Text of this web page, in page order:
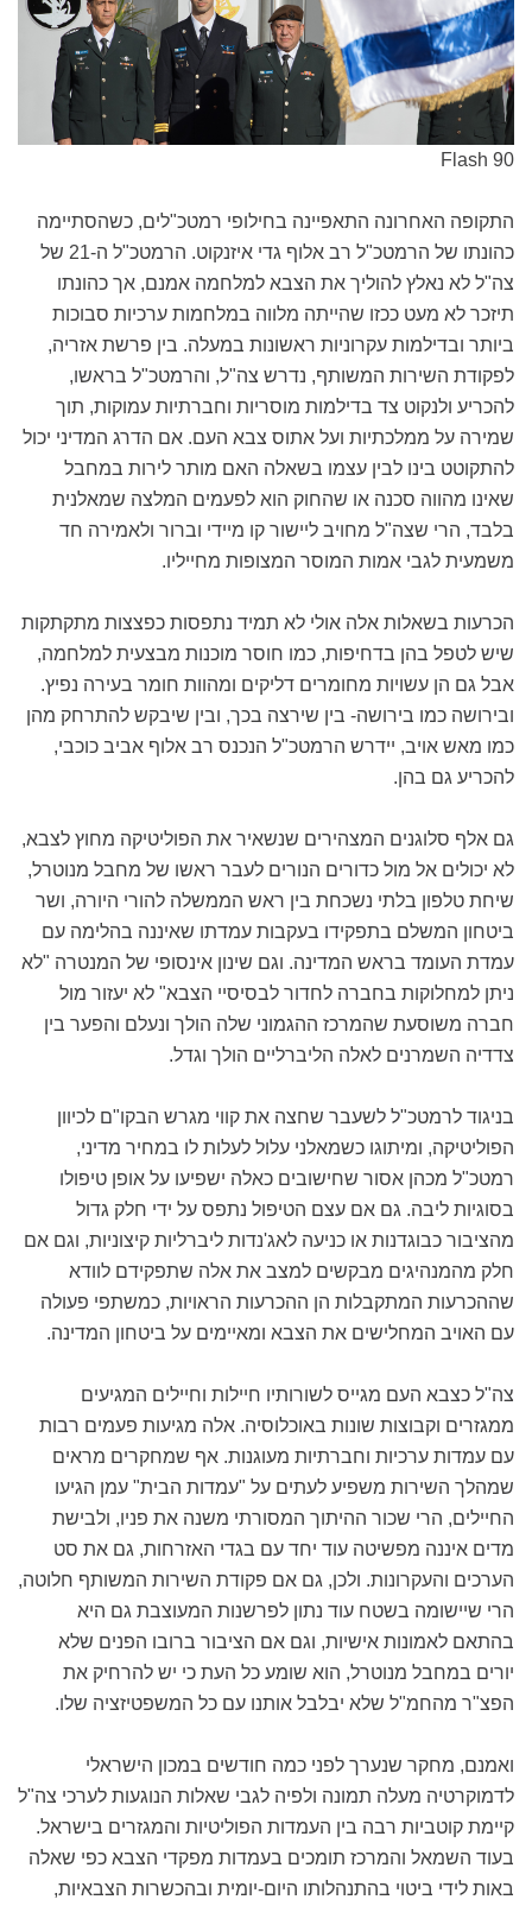
Flash 90
התקופה האחרונה התאפיינה בחילופי רמטכ"לים, כשהסתיימה
כהונתו של הרמטכ"ל רב אלוף גדי איזנקוט. הרמטכ"ל ה-21 של
צה"ל לא נאלץ להוליך את הצבא למלחמה אמנם, אך כהונתו
תיזכר לא מעט ככזו שהייתה מלווה במלחמות ערכיות סבוכות
ביותר ובדילמות עקרוניות ראשונות במעלה. בין פרשת אזריה,
לפקודת השירות המשותף, נדרש צה"ל, והרמטכ"ל בראשו,
להכריע ולנקוט צד בדילמות מוסריות וחברתיות עמוקות, תוך
שמירה על ממלכתיות ועל אתוס צבא העם. אם הדרג המדיני יכול
להתקוטט בינו לבין עצמו בשאלה האם מותר לירות במחבל
שאינו מהווה סכנה או שהחוק הוא לפעמים המלצה שמאלנית
בלבד, הרי שצה"ל מחויב ליישור קו מיידי וברור ולאמירה חד
משמעית לגבי אמות המוסר המצופות מחייליו.
הכרעות בשאלות אלה אולי לא תמיד נתפסות כפצצות מתקתקות
שיש לטפל בהן בדחיפות, כמו חוסר מוכנות מבצעית למלחמה,
אבל גם הן עשויות מחומרים דליקים ומהוות חומר בעירה נפיץ.
ובירושה כמו בירושה- בין שירצה בכך, ובין שיבקש להתרחק מהן
כמו מאש אויב, יידרש הרמטכ"ל הנכנס רב אלוף אביב כוכבי,
להכריע גם בהן.
גם אלף סלוגנים המצהירים שנשאיר את הפוליטיקה מחוץ לצבא,
לא יכולים אל מול כדורים הנורים לעבר ראשו של מחבל מנוטרל,
שיחת טלפון בלתי נשכחת בין ראש הממשלה להורי היורה, ושר
ביטחון המשלם בתפקידו בעקבות עמדתו שאיננה בהלימה עם
עמדת העומד בראש המדינה. וגם שינון אינסופי של המנטרה "לא
ניתן למחלוקות בחברה לחדור לבסיסיי הצבא" לא יעזור מול
חברה משוסעת שהמרכז ההגמוני שלה הולך ונעלם והפער בין
צדדיה השמרנים לאלה הליברליים הולך וגדל.
בניגוד לרמטכ"ל לשעבר שחצה את קווי מגרש הבקו"ם לכיוון
הפוליטיקה, ומיתוגו כשמאלני עלול לעלות לו במחיר מדיני,
רמטכ"ל מכהן אסור שחישובים כאלה ישפיעו על אופן טיפולו
בסוגיות ליבה. גם אם עצם הטיפול נתפס על ידי חלק גדול
מהציבור כבוגדנות או כניעה לאג'נדות ליברליות קיצוניות, וגם אם
חלק מהמנהיגים מבקשים למצב את אלה שתפקידם לוודא
שההכרעות המתקבלות הן ההכרעות הראויות, כמשתפי פעולה
עם האויב המחלישים את הצבא ומאיימים על ביטחון המדינה.
צה"ל כצבא העם מגייס לשורותיו חיילות וחיילים המגיעים
ממגזרים וקבוצות שונות באוכלוסיה. אלה מגיעות פעמים רבות
עם עמדות ערכיות וחברתיות מעוגנות. אף שמחקרים מראים
שמהלך השירות משפיע לעתים על "עמדות הבית" עמן הגיעו
החיילים, הרי שכור ההיתוך המסורתי משנה את פניו, ולבישת
מדים איננה מפשיטה עוד יחד עם בגדי האזרחות, גם את סט
הערכים והעקרונות. ולכן, גם אם פקודת השירות המשותף חלוטה,
הרי שיישומה בשטח עוד נתון לפרשנות המעוצבת גם היא
בהתאם לאמונות אישיות, וגם אם הציבור ברובו הפנים שלא
יורים במחבל מנוטרל, הוא שומע כל העת כי יש להרחיק את
הפצ"ר מהחמ"ל שלא יבלבל אותנו עם כל המשפטיזציה שלו.
ואמנם, מחקר שנערך לפני כמה חודשים במכון הישראלי
לדמוקרטיה מעלה תמונה ולפיה לגבי שאלות הנוגעות לערכי צה"ל
קיימת קוטביות רבה בין העמדות הפוליטיות והמגזרים בישראל.
בעוד השמאל והמרכז תומכים בעמדות מפקדי הצבא כפי שאלה
באות לידי ביטוי בהתנהלותו היום-יומית ובהכשרות הצבאיות,